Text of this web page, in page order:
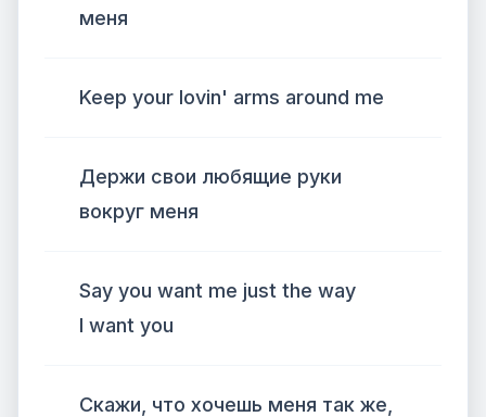
меня
Keep your lovin' arms around me
Держи свои любящие руки
вокруг меня
Say you want me just the way
I want you
Скажи, что хочешь меня так же,